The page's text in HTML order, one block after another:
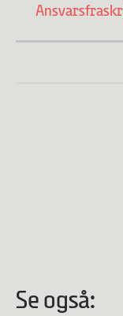
Se også: